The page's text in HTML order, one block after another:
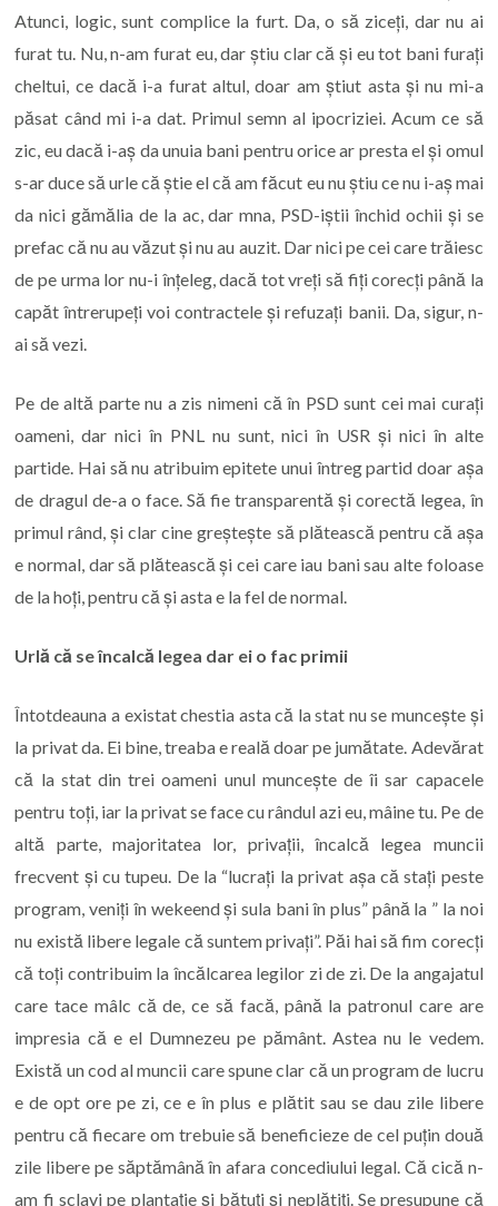
Atunci, logic, sunt complice la furt. Da, o să ziceți, dar nu ai
furat tu. Nu, n-am furat eu, dar știu clar că și eu tot bani furați
cheltui, ce dacă i-a furat altul, doar am știut asta și nu mi-a
păsat când mi i-a dat. Primul semn al ipocriziei. Acum ce să
zic, eu dacă i-aș da unuia bani pentru orice ar presta el și omul
s-ar duce să urle că știe el că am făcut eu nu știu ce nu i-aș mai
da nici gămălia de la ac, dar mna, PSD-iștii închid ochii și se
prefac că nu au văzut și nu au auzit. Dar nici pe cei care trăiesc
de pe urma lor nu-i înțeleg, dacă tot vreți să fiți corecți până la
capăt întrerupeți voi contractele și refuzați banii. Da, sigur, n-
ai să vezi.
Pe de altă parte nu a zis nimeni că în PSD sunt cei mai curați
oameni, dar nici în PNL nu sunt, nici în USR și nici în alte
partide. Hai să nu atribuim epitete unui întreg partid doar așa
de dragul de-a o face. Să fie transparentă și corectă legea, în
primul rând, și clar cine greștește să plătească pentru că așa
e normal, dar să plătească și cei care iau bani sau alte foloase
de la hoți, pentru că și asta e la fel de normal.
Urlă că se încalcă legea dar ei o fac primii
Întotdeauna a existat chestia asta că la stat nu se muncește și
la privat da. Ei bine, treaba e reală doar pe jumătate. Adevărat
că la stat din trei oameni unul muncește de îi sar capacele
pentru toți, iar la privat se face cu rândul azi eu, mâine tu. Pe de
altă parte, majoritatea lor, privații, încalcă legea muncii
frecvent și cu tupeu. De la “lucrați la privat așa că stați peste
program, veniți în wekeend și sula bani în plus” până la ” la noi
nu există libere legale că suntem privați”. Păi hai să fim corecți
că toți contribuim la încălcarea legilor zi de zi. De la angajatul
care tace mâlc că de, ce să facă, până la patronul care are
impresia că e el Dumnezeu pe pământ. Astea nu le vedem.
Există un cod al muncii care spune clar că un program de lucru
e de opt ore pe zi, ce e în plus e plătit sau se dau zile libere
pentru că fiecare om trebuie să beneficieze de cel puțin două
zile libere pe săptămână în afara concediului legal. Că cică n-
am fi sclavi pe plantație și bătuți și neplătiți. Se presupune că